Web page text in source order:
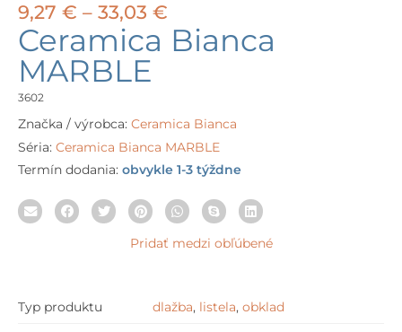
9,27 € – 33,03 €
range:
9,27 €
Ceramica Bianca
MARBLE
3602
Značka / výrobca: Ceramica Bianca
Séria: Ceramica Bianca MARBLE
Termín dodania: obvykle 1-3 týždne
Pridať medzi obľúbené
Typ produktu dlažba, listela, obklad